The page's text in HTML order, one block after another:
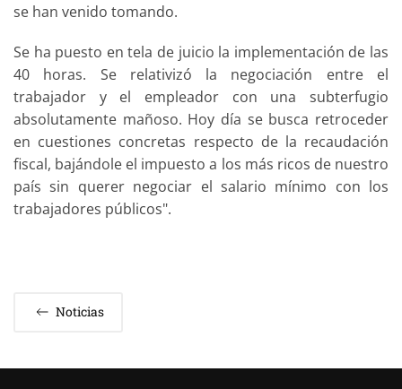
se han venido tomando.
Se ha puesto en tela de juicio la implementación de las
40 horas. Se relativizó la negociación entre el
trabajador y el empleador con una subterfugio
absolutamente mañoso. Hoy día se busca retroceder
en cuestiones concretas respecto de la recaudación
fiscal, bajándole el impuesto a los más ricos de nuestro
país sin querer negociar el salario mínimo con los
trabajadores públicos".
Noticias